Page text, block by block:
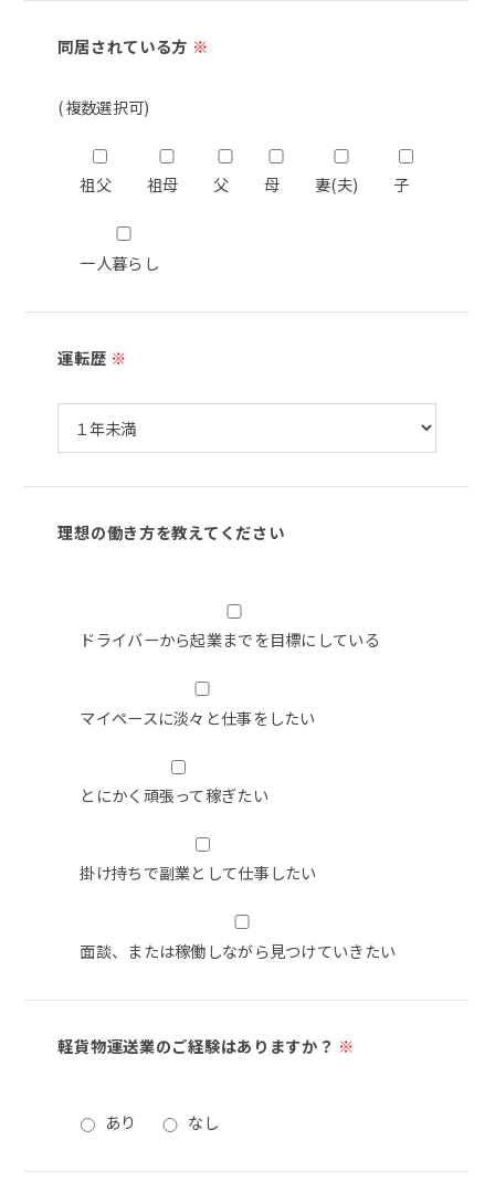
同居されている方 ※
(複数選択可)
祖父 祖母 父 母 妻(夫) 子
一人暮らし
運転歴 ※
理想の働き方を教えてください
ドライバーから起業までを目標にしている
マイペースに淡々と仕事をしたい
とにかく頑張って稼ぎたい
掛け持ちで副業として仕事したい
面談、または稼働しながら見つけていきたい
軽貨物運送業のご経験はありますか？ ※
あり なし